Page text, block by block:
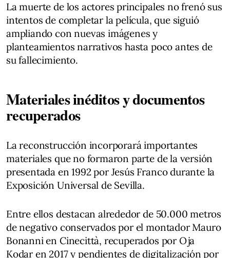
La muerte de los actores principales no frenó sus
intentos de completar la película, que siguió
ampliando con nuevas imágenes y
planteamientos narrativos hasta poco antes de
su fallecimiento.
Materiales inéditos y documentos
recuperados
La reconstrucción incorporará importantes
materiales que no formaron parte de la versión
presentada en 1992 por Jesús Franco durante la
Exposición Universal de Sevilla.
Entre ellos destacan alrededor de 50.000 metros
de negativo conservados por el montador Mauro
Bonanni en Cinecittà, recuperados por Oja
Kodar en 2017 y pendientes de digitalización por